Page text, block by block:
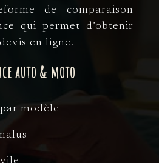
de comparaison
qui permet d’obtenir
en ligne.
auto & moto
modèle